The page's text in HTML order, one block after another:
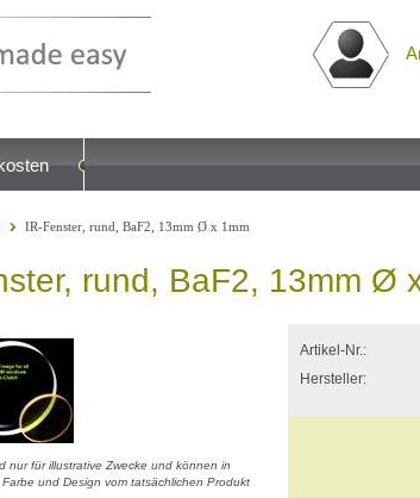
IR-Fenster, rund, BaF2, 13mm Ø x 1mm
rund, BaF2, 13mm Ø
nur für illustrative Zwecke und können in
und Design vom tatsächlichen Produkt
Artikel-Nr.:
Hersteller: